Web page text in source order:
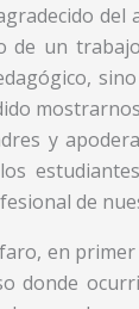
del
de un
y
de
en